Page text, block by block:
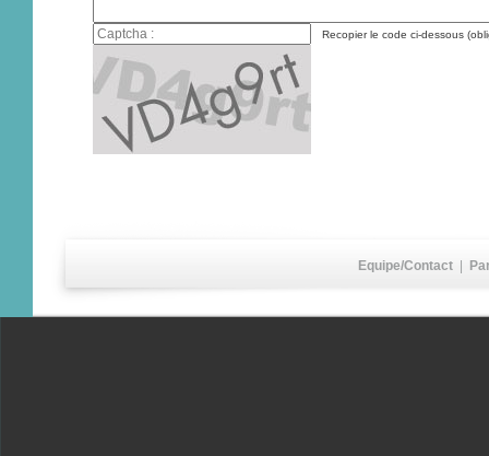
Recopier le code ci-dessous
Equipe/Contact